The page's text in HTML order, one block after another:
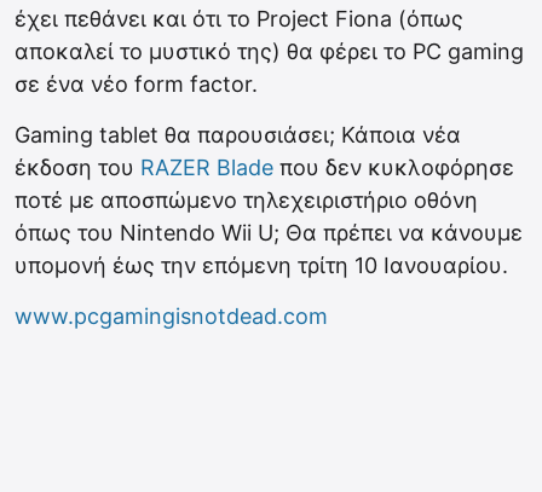
έχει πεθάνει και ότι το Project Fiona (όπως
αποκαλεί το μυστικό της) θα φέρει το PC gaming
σε ένα νέο form factor.
Gaming tablet θα παρουσιάσει; Κάποια νέα
έκδοση του RAZER Blade που δεν κυκλοφόρησε
ποτέ με αποσπώμενο τηλεχειριστήριο οθόνη
όπως του Nintendo Wii U; Θα πρέπει να κάνουμε
υπομονή έως την επόμενη τρίτη 10 Ιανουαρίου.
www.pcgamingisnotdead.com